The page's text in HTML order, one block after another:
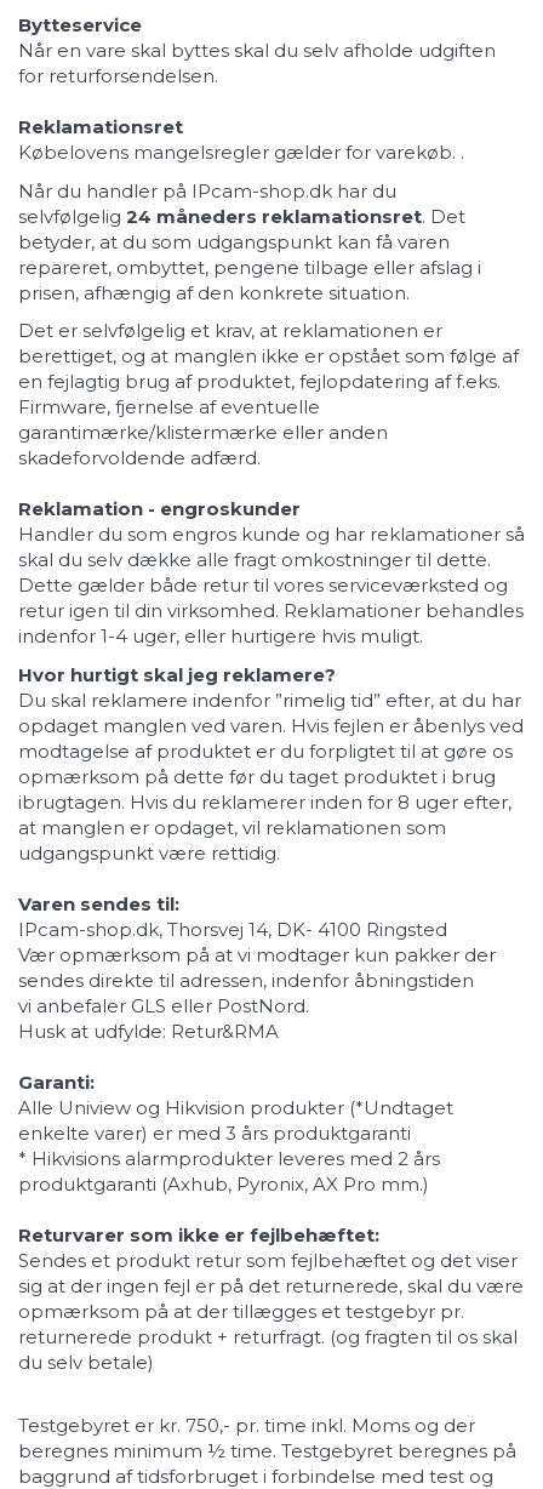
Bytteservice
Når en vare skal byttes skal du selv afholde udgiften
for returforsendelsen.
Reklamationsret
Købelovens mangelsregler gælder for varekøb. .
Når du handler på IPcam-shop.dk har du
selvfølgelig 24 måneders reklamationsret. Det
betyder, at du som udgangspunkt kan få varen
repareret, ombyttet, pengene tilbage eller afslag i
prisen, afhængig af den konkrete situation.
Det er selvfølgelig et krav, at reklamationen er
berettiget, og at manglen ikke er opstået som følge af
en fejlagtig brug af produktet, fejlopdatering af f.eks.
Firmware, fjernelse af eventuelle
garantimærke/klistermærke eller anden
skadeforvoldende adfærd.
Reklamation - engroskunder
Handler du som engros kunde og har reklamationer så
skal du selv dække alle fragt omkostninger til dette.
Dette gælder både retur til vores serviceværksted og
retur igen til din virksomhed. Reklamationer behandles
indenfor 1-4 uger, eller hurtigere hvis muligt.
Hvor hurtigt skal jeg reklamere?
Du skal reklamere indenfor ”rimelig tid” efter, at du har
opdaget manglen ved varen. Hvis fejlen er åbenlys ved
modtagelse af produktet er du forpligtet til at gøre os
opmærksom på dette før du taget produktet i brug
ibrugtagen. Hvis du reklamerer inden for 8 uger efter,
at manglen er opdaget, vil reklamationen som
udgangspunkt være rettidig.
Varen sendes til:
IPcam-shop.dk, Thorsvej 14, DK- 4100 Ringsted
Vær opmærksom på at vi modtager kun pakker der
sendes direkte til adressen, indenfor åbningstiden
vi anbefaler GLS eller PostNord.
Husk at udfylde: Retur&RMA
Garanti:
Alle Uniview og Hikvision produkter (*Undtaget
enkelte varer) er med 3 års produktgaranti
* Hikvisions alarmprodukter leveres med 2 års
produktgaranti (Axhub, Pyronix, AX Pro mm.)
Returvarer som ikke er fejlbehæftet:
Sendes et produkt retur som fejlbehæftet og det viser
sig at der ingen fejl er på det returnerede, skal du være
opmærksom på at der tillægges et testgebyr pr.
returnerede produkt + returfragt. (og fragten til os skal
du selv betale)
Testgebyret er kr. 750,- pr. time inkl. Moms og der
beregnes minimum ½ time. Testgebyret beregnes på
baggrund af tidsforbruget i forbindelse med test og